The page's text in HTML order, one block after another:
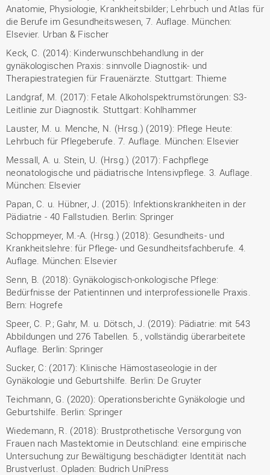
Anatomie, Physiologie, Krankheitsbilder; Lehrbuch und Atlas für
die Berufe im Gesundheitswesen, 7. Auflage. München:
Elsevier. Urban & Fischer
Keck, C. (2014): Kinderwunschbehandlung in der
gynäkologischen Praxis: sinnvolle Diagnostik- und
Therapiestrategien für Frauenärzte. Stuttgart: Thieme
Landgraf, M. (2017): Fetale Alkoholspektrumstörungen: S3-
Leitlinie zur Diagnostik. Stuttgart: Kohlhammer
Lauster, M. u. Menche, N. (Hrsg.) (2019): Pflege Heute:
Lehrbuch für Pflegeberufe. 7. Auflage. München: Elsevier
Messall, A. u. Stein, U. (Hrsg.) (2017): Fachpflege
neonatologische und pädiatrische Intensivpflege. 3. Auflage.
München: Elsevier
Papan, C. u. Hübner, J. (2015): Infektionskrankheiten in der
Pädiatrie - 40 Fallstudien. Berlin: Springer
Schoppmeyer, M.-A. (Hrsg.) (2018): Gesundheits- und
Krankheitslehre: für Pflege- und Gesundheitsfachberufe. 4.
Auflage. München: Elsevier
Senn, B. (2018): Gynäkologisch-onkologische Pflege:
Bedürfnisse der Patientinnen und interprofessionelle Praxis.
Bern: Hogrefe
Speer, C. P.; Gahr, M. u. Dötsch, J. (2019): Pädiatrie: mit 543
Abbildungen und 276 Tabellen. 5., vollständig überarbeitete
Auflage. Berlin: Springer
Sucker, C: (2017): Klinische Hämostaseologie in der
Gynäkologie und Geburtshilfe. Berlin: De Gruyter
Teichmann, G. (2020): Operationsberichte Gynäkologie und
Geburtshilfe. Berlin: Springer
Wiedemann, R. (2018): Brustprothetische Versorgung von
Frauen nach Mastektomie in Deutschland: eine empirische
Untersuchung zur Bewältigung beschädigter Identität nach
Brustverlust. Opladen: Budrich UniPress